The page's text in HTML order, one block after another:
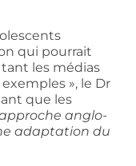
qui pourrait
les médias
», le Dr
que les
anglo-
adaptation du